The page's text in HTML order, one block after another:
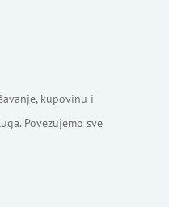
kupovinu i
Povezujemo sve